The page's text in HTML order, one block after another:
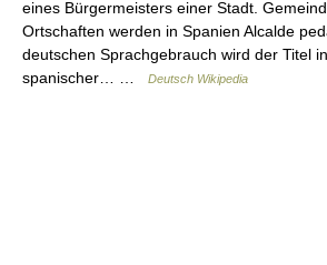
eines Bürgermeisters einer Stadt.
Ortschaften werden in Spanien Alcalde
deutschen Sprachgebrauch wird der Titel
spanischer… …
Deutsch Wikipedia